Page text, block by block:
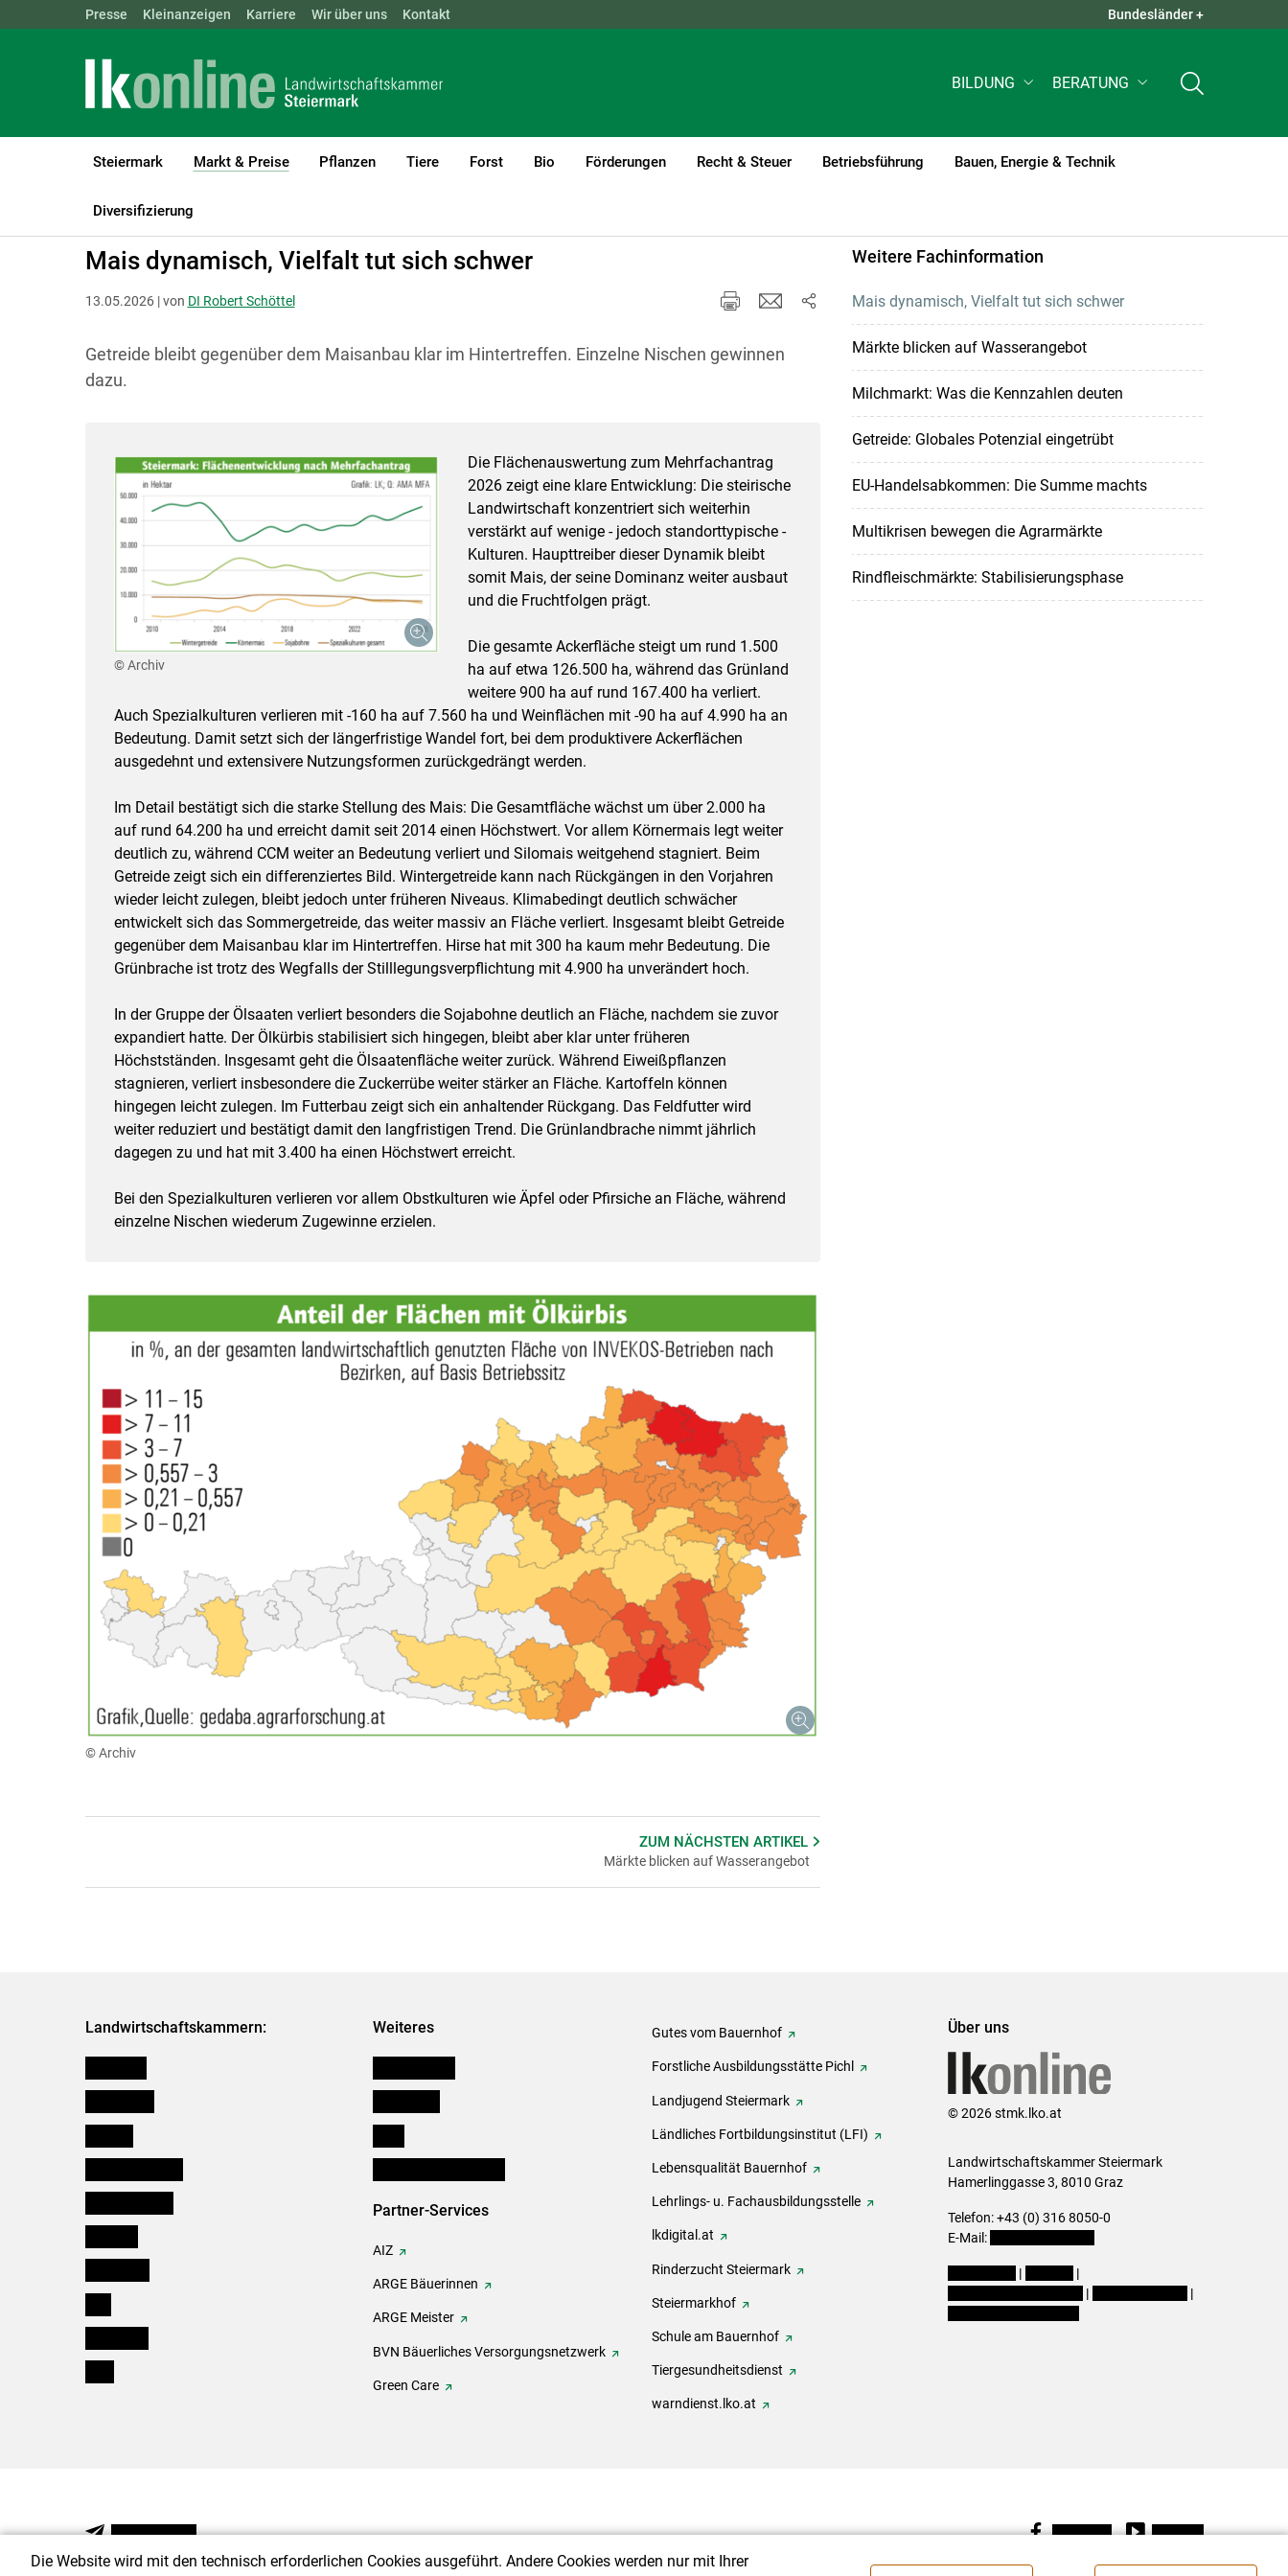
Skip to main content
Landwirtschaftskammern: ÖSTERREICH BGLD KTN NÖ QUICK LINKS +
Presse Kleinanzeigen Karriere Wir über uns Kontakt Bundesländer +
BILDUNG BERATUNG
Steiermark Markt & Preise
(current)1
Pflanzen Tiere Forst Bio Förderungen Recht & Steuer Betriebsführung Bauen, Energie & Technik
Diversifizierung
LK Steiermark Markt & Preise
Mais dynamisch, Vielfalt tut sich schwer
13.05.2026 | von DI Robert Schöttel
Getreide bleibt gegenüber dem Maisanbau klar im Hintertreffen. Einzelne Nischen gewinnen
dazu.
© Archiv
Die Flächenauswertung zum Mehrfachantrag
2026 zeigt eine klare Entwicklung: Die steirische
Landwirtschaft konzentriert sich weiterhin
verstärkt auf wenige - jedoch standorttypische -
Kulturen. Haupttreiber dieser Dynamik bleibt
somit Mais, der seine Dominanz weiter ausbaut
und die Fruchtfolgen prägt.
Die gesamte Ackerfläche steigt um rund 1.500
ha auf etwa 126.500 ha, während das Grünland
weitere 900 ha auf rund 167.400 ha verliert.
Auch Spezialkulturen verlieren mit -160 ha auf 7.560 ha und Weinflächen mit -90 ha auf 4.990 ha an
Bedeutung. Damit setzt sich der längerfristige Wandel fort, bei dem produktivere Ackerflächen
ausgedehnt und extensivere Nutzungsformen zurückgedrängt werden.
Im Detail bestätigt sich die starke Stellung des Mais: Die Gesamtfläche wächst um über 2.000 ha
auf rund 64.200 ha und erreicht damit seit 2014 einen Höchstwert. Vor allem Körnermais legt weiter
deutlich zu, während CCM weiter an Bedeutung verliert und Silomais weitgehend stagniert. Beim
Getreide zeigt sich ein differenziertes Bild. Wintergetreide kann nach Rückgängen in den Vorjahren
wieder leicht zulegen, bleibt jedoch unter früheren Niveaus. Klimabedingt deutlich schwächer
entwickelt sich das Sommergetreide, das weiter massiv an Fläche verliert. Insgesamt bleibt Getreide
gegenüber dem Maisanbau klar im Hintertreffen. Hirse hat mit 300 ha kaum mehr Bedeutung. Die
Grünbrache ist trotz des Wegfalls der Stilllegungsverpflichtung mit 4.900 ha unverändert hoch.
In der Gruppe der Ölsaaten verliert besonders die Sojabohne deutlich an Fläche, nachdem sie zuvor
expandiert hatte. Der Ölkürbis stabilisiert sich hingegen, bleibt aber klar unter früheren
Höchstständen. Insgesamt geht die Ölsaatenfläche weiter zurück. Während Eiweißpflanzen
stagnieren, verliert insbesondere die Zuckerrübe weiter stärker an Fläche. Kartoffeln können
hingegen leicht zulegen. Im Futterbau zeigt sich ein anhaltender Rückgang. Das Feldfutter wird
weiter reduziert und bestätigt damit den langfristigen Trend. Die Grünlandbrache nimmt jährlich
dagegen zu und hat mit 3.400 ha einen Höchstwert erreicht.
Bei den Spezialkulturen verlieren vor allem Obstkulturen wie Äpfel oder Pfirsiche an Fläche, während
einzelne Nischen wiederum Zugewinne erzielen.
© Archiv
ZUM NÄCHSTENARTIKEL
Märkte blicken auf Wasserangebot
Weitere Fachinformation
Mais dynamisch, Vielfalt tut sich schwer
Märkte blicken auf Wasserangebot
Milchmarkt: Was die Kennzahlen deuten
Getreide: Globales Potenzial eingetrübt
EU-Handelsabkommen: Die Summe machts
Multikrisen bewegen die Agrarmärkte
Rindfleischmärkte: Stabilisierungsphase
Landwirtschaftskammern: Weiteres
Partner-Services
AIZ
ARGE Bäuerinnen
ARGE Meister
BVN Bäuerliches Versorgungsnetzwerk
Green Care
Gutes vom Bauernhof
Forstliche Ausbildungsstätte Pichl
Landjugend Steiermark
Ländliches Fortbildungsinstitut (LFI)
Lebensqualität Bauernhof
Lehrlings- u. Fachausbildungsstelle
lkdigital.at
Rinderzucht Steiermark
Steiermarkhof
Schule am Bauernhof
Tiergesundheitsdienst
warndienst.lko.at
Über uns
© 2026 stmk.lko.at
Landwirtschaftskammer Steiermark
Hamerlinggasse 3, 8010 Graz
Telefon: +43 (0) 316 8050-0
E-Mail:
|
|
|
|
NEWSLETTER Facebook Youtube
Die Website wird mit den technisch erforderlichen Cookies ausgeführt. Andere Cookies werden nur mit Ihrer